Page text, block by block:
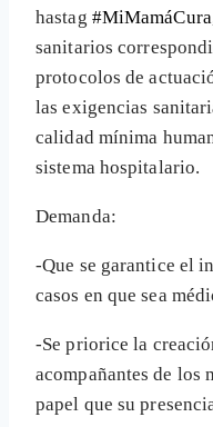
hastag #MiMamáCura
sanitarios
protocolos de
las exigencias
calidad mínima
sistema hospitalario.
Demanda:
-Que se garantice el
casos en que sea
-Se priorice la
acompañantes de los
papel que su